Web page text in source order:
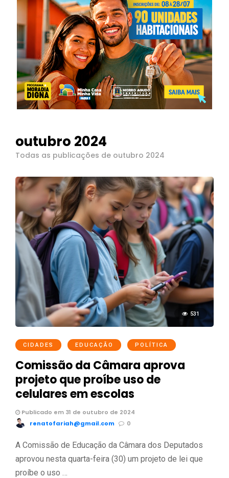
outubro 2024
Todas as publicações de outubro 2024
531
CIDADES EDUCAÇÃO POLÍTICA
Comissão da Câmara aprova
projeto que proíbe uso de
celulares em escolas
Publicado em 31 de outubro de 2024
renatofariah@gmail.com
0
A Comissão de Educação da Câmara dos Deputados
aprovou nesta quarta-feira (30) um projeto de lei que
proíbe o uso …